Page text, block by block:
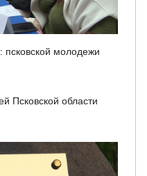
псковской молодежи
Псковской области